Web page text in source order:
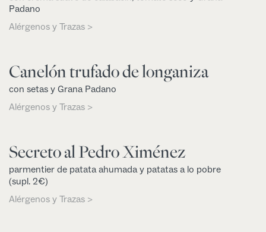
Padano
Alérgenos y Trazas >
Canelón trufado de longaniza
con setas y Grana Padano
Alérgenos y Trazas >
Secreto al Pedro Ximénez
parmentier de patata ahumada y patatas a lo pobre
(supl. 2€)
Alérgenos y Trazas >